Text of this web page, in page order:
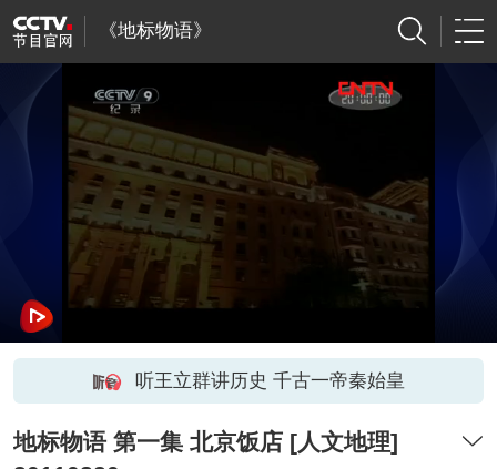
《地标物语》
听王立群讲历史 千古一帝秦始皇
地标物语 第一集 北京饭店 [人文地理]